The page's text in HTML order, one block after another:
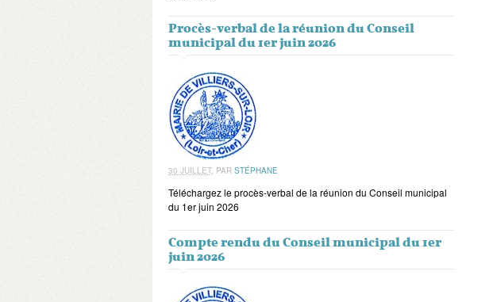
Procès-verbal de la réunion du Conseil
municipal du 1er juin 2026
30 JUILLET, PAR STÉPHANE
Téléchargez le procès-verbal de la réunion du Conseil municipal
du 1er juin 2026
Compte rendu du Conseil municipal du 1er
juin 2026